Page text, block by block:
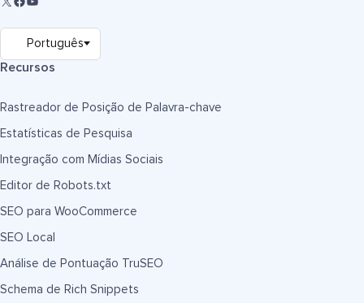
Recursos
Rastreador de Posição de Palavra-chave
Estatísticas de Pesquisa
Integração com Mídias Sociais
Editor de Robots.txt
SEO para WooCommerce
SEO Local
Análise de Pontuação TruSEO
Schema de Rich Snippets